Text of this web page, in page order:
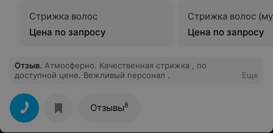
Стрижка волос
Цена по запросу
Стрижка волос
Цена по запросу
Отзыв. Атмосферно. Качественная стрижка , по
доступной цене. Вежливый персонал .
Еще
Отзывы8